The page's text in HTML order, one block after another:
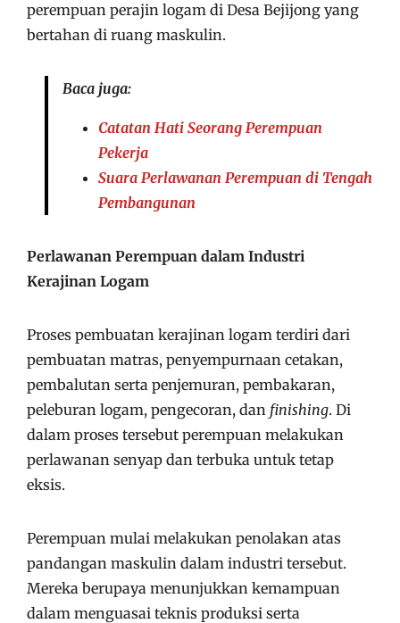
perempuan perajin logam di Desa Bejijong yang
bertahan di ruang maskulin.
Baca juga:
Catatan Hati Seorang Perempuan
Pekerja
Suara Perlawanan Perempuan di Tengah
Pembangunan
Perlawanan Perempuan dalam Industri
Kerajinan Logam
Proses pembuatan kerajinan logam terdiri dari
pembuatan matras, penyempurnaan cetakan,
pembalutan serta penjemuran, pembakaran,
peleburan logam, pengecoran, dan finishing. Di
dalam proses tersebut perempuan melakukan
perlawanan senyap dan terbuka untuk tetap
eksis.
Perempuan mulai melakukan penolakan atas
pandangan maskulin dalam industri tersebut.
Mereka berupaya menunjukkan kemampuan
dalam menguasai teknis produksi serta